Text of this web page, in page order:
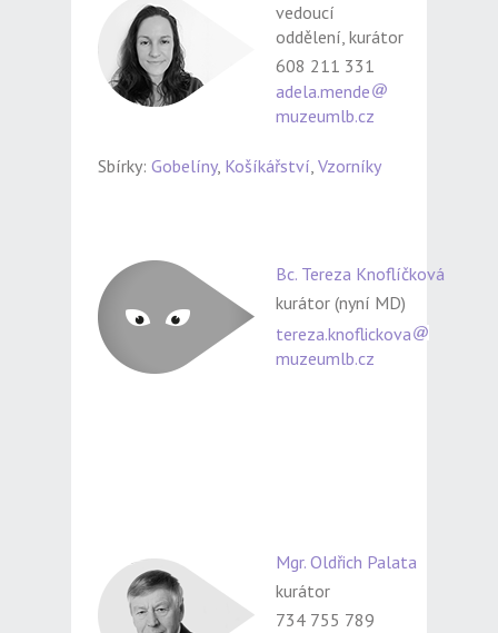
vedoucí
oddělení, kurátor
608 211 331
adela.mende
muzeumlb.cz
Sbírky: Gobelíny, Košíkářství, Vzorníky
Bc. Tereza Knoflíčková
kurátor (nyní MD)
tereza.knoflickova
muzeumlb.cz
Mgr. Oldřich Palata
kurátor
734 755 789